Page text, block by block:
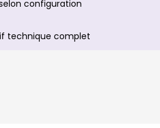
configuration
technique complet